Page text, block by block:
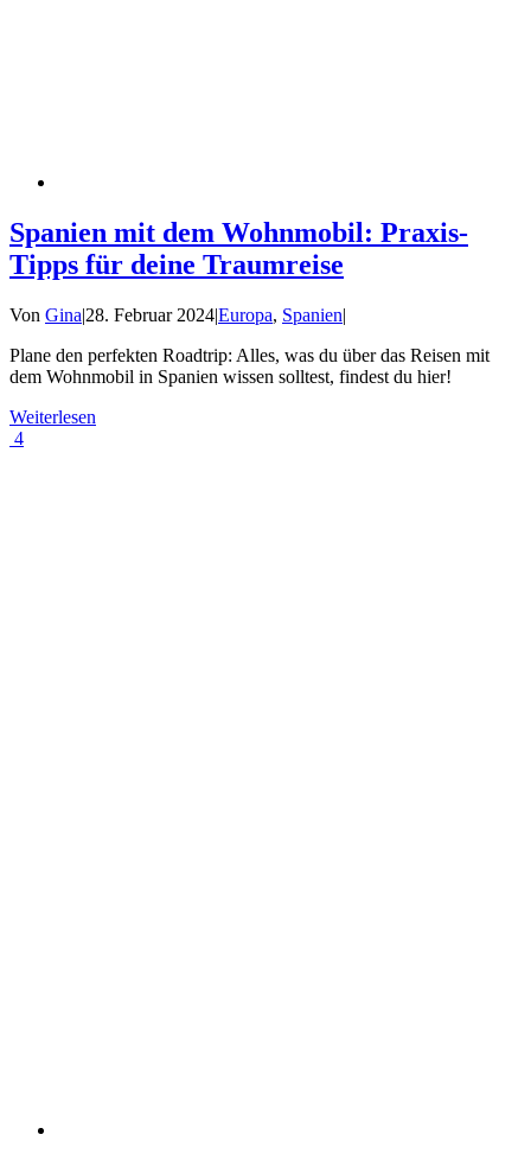
Spanien mit dem Wohnmobil: Praxis-
Tipps für deine Traumreise
Von Gina|28. Februar 2024|Europa, Spanien|
Plane den perfekten Roadtrip: Alles, was du über das Reisen mit
dem Wohnmobil in Spanien wissen solltest, findest du hier!
Weiterlesen
4